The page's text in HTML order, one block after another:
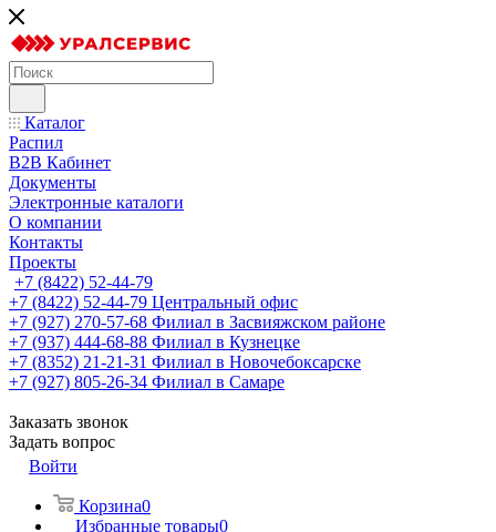
Каталог
Распил
B2B Кабинет
Документы
Электронные каталоги
О компании
Контакты
Проекты
+7 (8422) 52-44-79
+7 (8422) 52-44-79 Центральный офис
+7 (927) 270-57-68 Филиал в Засвияжском районе
+7 (937) 444-68-88 Филиал в Кузнецке
+7 (8352) 21-21-31 Филиал в Новочебоксарске
+7 (927) 805-26-34 Филиал в Самаре
Заказать звонок
Задать вопрос
Войти
Корзина0
Избранные товары0